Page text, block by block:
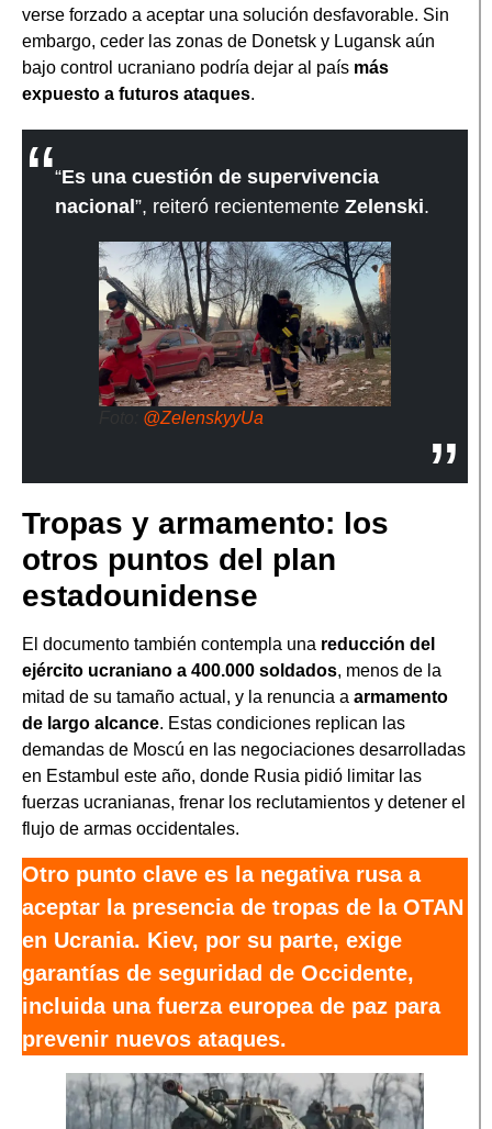
verse forzado a aceptar una solución desfavorable. Sin
embargo, ceder las zonas de Donetsk y Lugansk aún
bajo control ucraniano podría dejar al país más
expuesto a futuros ataques.
“Es una cuestión de supervivencia
nacional ”, reiteró recientemente Zelenski.
@ZelenskyyUa
Tropas y armamento: los
otros puntos del plan
estadounidense
El documento también contempla una reducción del
ejército ucraniano a 400.000 soldados, menos de la
mitad de su tamaño actual, y la renuncia a armamento
de largo alcance. Estas condiciones replican las
demandas de Moscú en las negociaciones desarrolladas
en Estambul este año, donde Rusia pidió limitar las
fuerzas ucranianas, frenar los reclutamientos y detener el
flujo de armas occidentales.
Otro punto clave es la negativa rusa a
aceptar la presencia de tropas de la OTAN
en Ucrania. Kiev, por su parte, exige
garantías de seguridad de Occidente,
incluida una fuerza europea de paz para
prevenir nuevos ataques.